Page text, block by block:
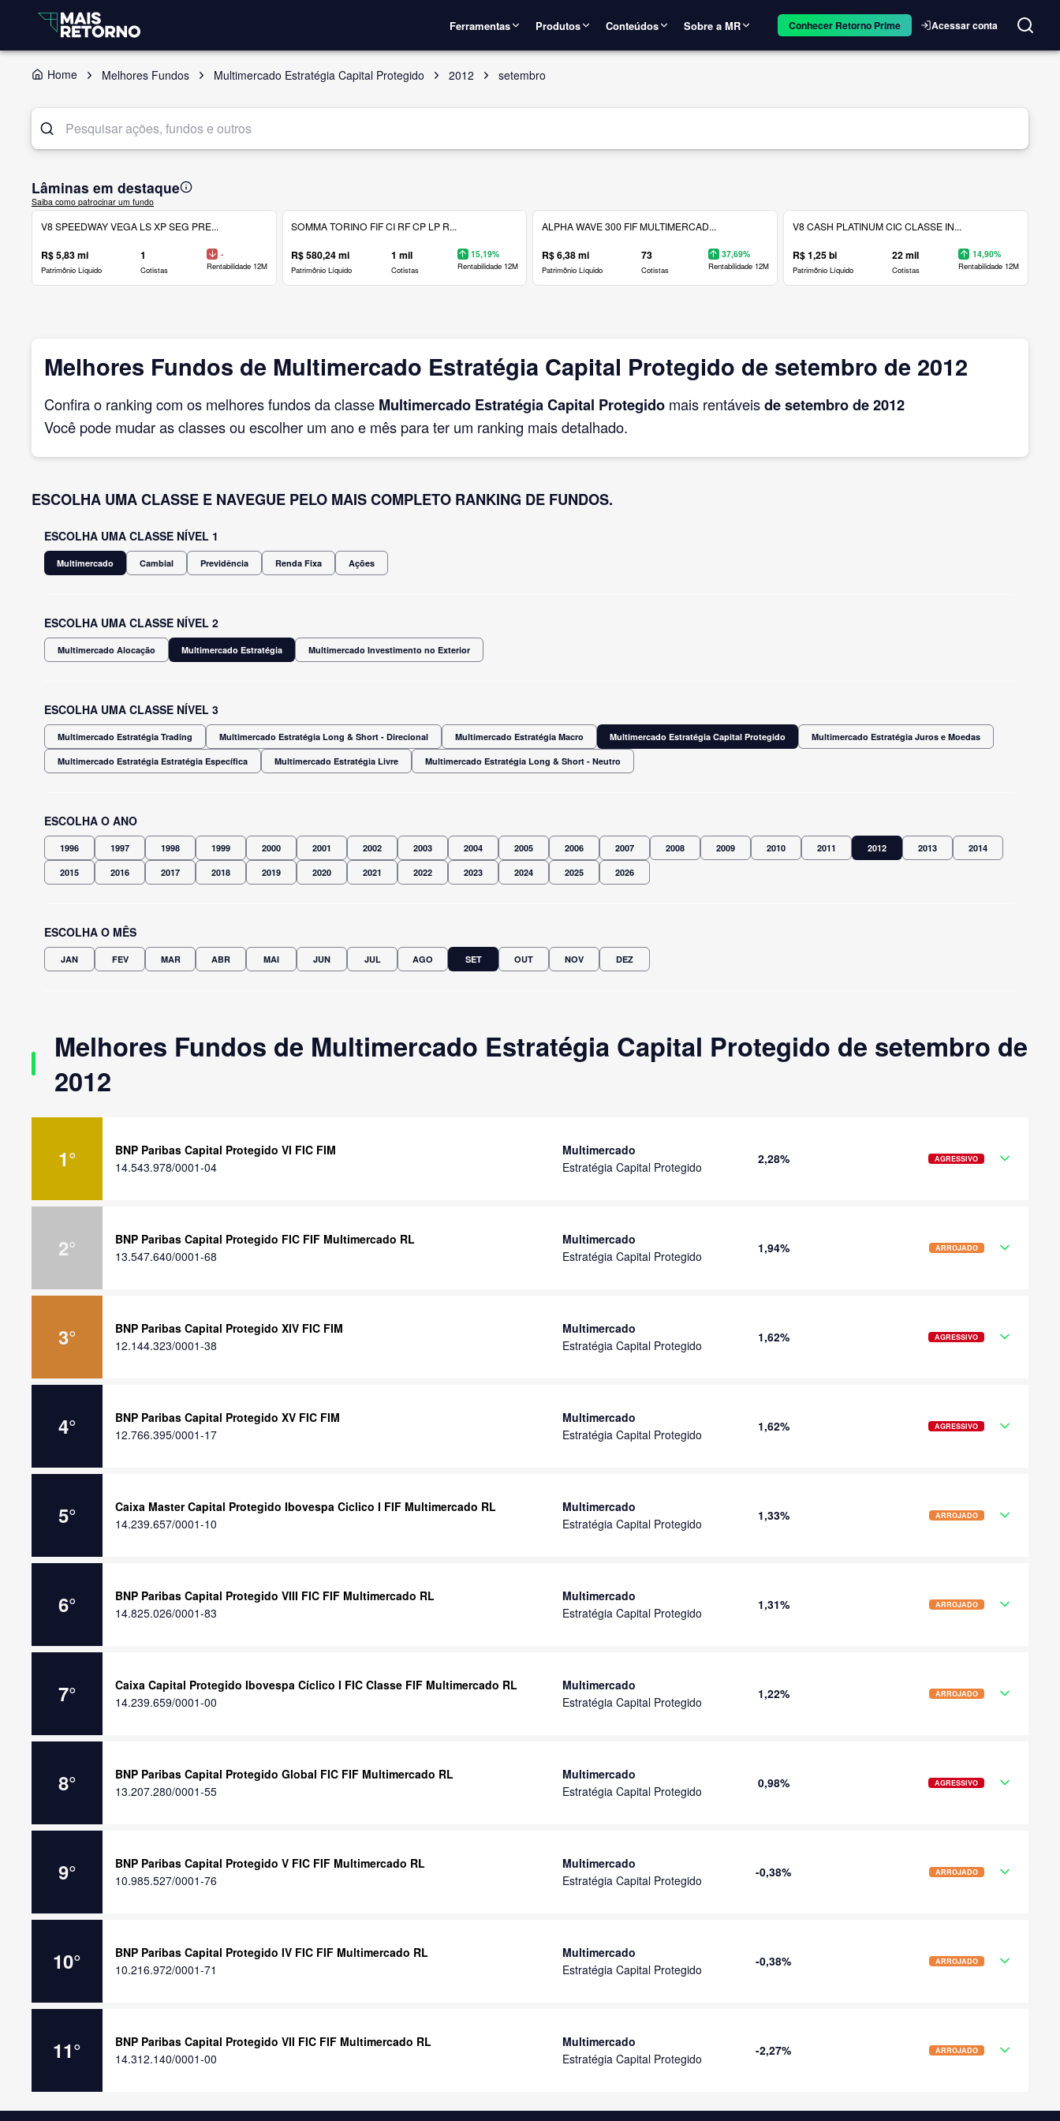
Ferramentas Produtos Conteúdos Sobre a MR Conhecer Retorno Prime Acessar conta
Home Melhores Fundos Multimercado Estratégia Capital Protegido 2012 setembro
Lâminas em destaque
Saiba como patrocinar um fundo
V8 SPEEDWAY VEGA LS XP SEG PRE...
R$ 5,83 mi
Patrimônio Líquido
1
Cotistas
-
Rentabilidade 12M
SOMMA TORINO FIF CI RF CP LP R...
R$ 580,24 mi
Patrimônio Líquido
1 mil
Cotistas
15,19%
Rentabilidade 12M
ALPHA WAVE 300 FIF MULTIMERCAD...
R$ 6,38 mi
Patrimônio Líquido
73
Cotistas
37,69%
Rentabilidade 12M
V8 CASH PLATINUM CIC CLASSE IN...
R$ 1,25 bi
Patrimônio Líquido
22 mil
Cotistas
14,90%
Rentabilidade 12M
Melhores Fundos de Multimercado Estratégia Capital Protegido de setembro de 2012
Confira o ranking com os melhores fundos da classe Multimercado Estratégia Capital Protegido mais rentáveisde setembrode 2012
Você pode mudar as classes ou escolher um ano e mês para ter um ranking mais detalhado.
ESCOLHA UMA CLASSE E NAVEGUE PELO MAIS COMPLETO RANKING DE FUNDOS.
ESCOLHA UMA CLASSE NÍVEL 1
Multimercado Cambial Previdência Renda Fixa Ações
ESCOLHA UMA CLASSE NÍVEL 2
Multimercado Alocação Multimercado Estratégia Multimercado Investimento no Exterior
ESCOLHA UMA CLASSE NÍVEL 3
Multimercado Estratégia Trading Multimercado Estratégia Long & Short - Direcional Multimercado Estratégia Macro Multimercado Estratégia Capital Protegido Multimercado Estratégia Juros e Moedas
Multimercado Estratégia Estratégia Específica Multimercado Estratégia Livre Multimercado Estratégia Long & Short - Neutro
ESCOLHA O ANO
1996 1997 1998 1999 2000 2001 2002 2003 2004 2005 2006 2007 2008 2009 2010 2011 2012 2013 2014
2015 2016 2017 2018 2019 2020 2021 2022 2023 2024 2025 2026
ESCOLHA O MÊS
JAN FEV MAR ABR MAI JUN JUL AGO SET OUT NOV DEZ
Melhores Fundos de Multimercado Estratégia Capital Protegido de setembro de
2012
1°
BNP Paribas Capital Protegido VI FIC FIM
14.543.978/0001-04
Multimercado
Estratégia Capital Protegido
2,28% AGRESSIVO
2°
BNP Paribas Capital Protegido FIC FIF Multimercado RL
13.547.640/0001-68
Multimercado
Estratégia Capital Protegido
1,94% ARROJADO
3°
BNP Paribas Capital Protegido XIV FIC FIM
12.144.323/0001-38
Multimercado
Estratégia Capital Protegido
1,62% AGRESSIVO
4°
BNP Paribas Capital Protegido XV FIC FIM
12.766.395/0001-17
Multimercado
Estratégia Capital Protegido
1,62% AGRESSIVO
5°
Caixa Master Capital Protegido Ibovespa Ciclico I FIF Multimercado RL
14.239.657/0001-10
Multimercado
Estratégia Capital Protegido
1,33% ARROJADO
6°
BNP Paribas Capital Protegido VIII FIC FIF Multimercado RL
14.825.026/0001-83
Multimercado
Estratégia Capital Protegido
1,31% ARROJADO
7°
Caixa Capital Protegido Ibovespa Cíclico I FIC Classe FIF Multimercado RL
14.239.659/0001-00
Multimercado
Estratégia Capital Protegido
1,22% ARROJADO
8°
BNP Paribas Capital Protegido Global FIC FIF Multimercado RL
13.207.280/0001-55
Multimercado
Estratégia Capital Protegido
0,98% AGRESSIVO
9°
BNP Paribas Capital Protegido V FIC FIF Multimercado RL
10.985.527/0001-76
Multimercado
Estratégia Capital Protegido
-0,38% ARROJADO
10°
BNP Paribas Capital Protegido IV FIC FIF Multimercado RL
10.216.972/0001-71
Multimercado
Estratégia Capital Protegido
-0,38% ARROJADO
11°
BNP Paribas Capital Protegido VII FIC FIF Multimercado RL
14.312.140/0001-00
Multimercado
Estratégia Capital Protegido
-2,27% ARROJADO